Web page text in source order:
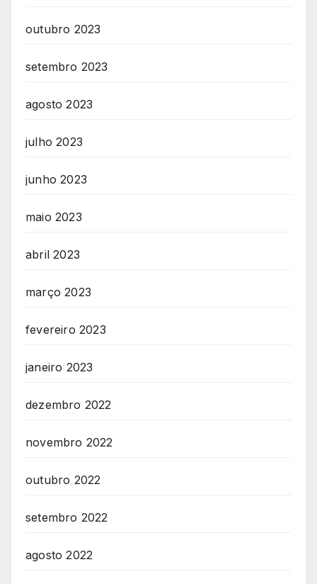
outubro 2023
setembro 2023
agosto 2023
julho 2023
junho 2023
maio 2023
abril 2023
março 2023
fevereiro 2023
janeiro 2023
dezembro 2022
novembro 2022
outubro 2022
setembro 2022
agosto 2022